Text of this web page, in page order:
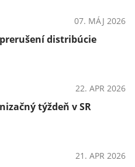
07. MÁJ 2026
distribúcie
22. APR 2026
týždeň v SR
21. APR 2026